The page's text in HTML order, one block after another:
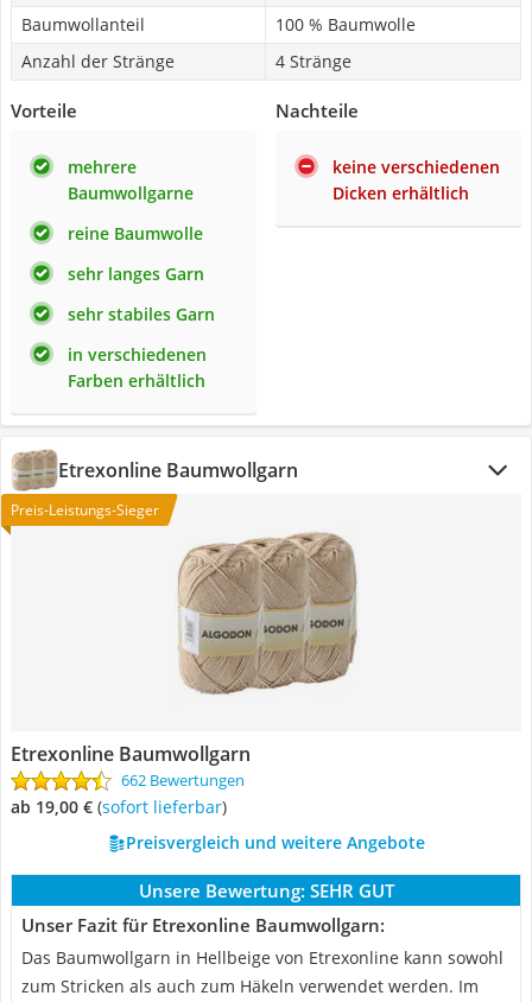
Baumwollanteil
100 % Baumwolle
Anzahl der Stränge
4 Stränge
Vorteile
mehrere
Baumwollgarne
reine Baumwolle
sehr langes Garn
sehr stabiles Garn
in verschiedenen
Farben erhältlich
Nachteile
keine verschiedenen
Dicken erhältlich
Etrexonline Baumwollgarn
Preis-Leistungs-Sieger
Etrexonline Baumwollgarn
662 Bewertungen
ab 19,00 € ( Sofort lieferbar)
Preisvergleich und weitere Angebote
Unsere Bewertung: SEHR GUT
Unser Fazit für Etrexonline Baumwollgarn:
Das Baumwollgarn in Hellbeige von Etrexonline kann sowohl
zum Stricken als auch zum Häkeln verwendet werden. Im